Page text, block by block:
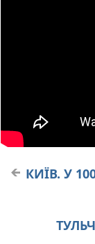
КИЇВ. У